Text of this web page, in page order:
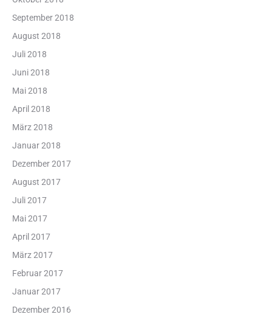
September 2018
August 2018
Juli 2018
Juni 2018
Mai 2018
April 2018
März 2018
Januar 2018
Dezember 2017
August 2017
Juli 2017
Mai 2017
April 2017
März 2017
Februar 2017
Januar 2017
Dezember 2016